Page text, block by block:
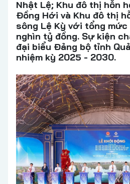
Nhật Lệ; Khu đô thị hỗn
Đồng Hới và Khu đô thị
sông Lệ Kỳ với tổng
nghìn tỷ đồng. Sự kiện
đại biểu Đảng bộ tỉnh
nhiệm kỳ 2025 - 2030.